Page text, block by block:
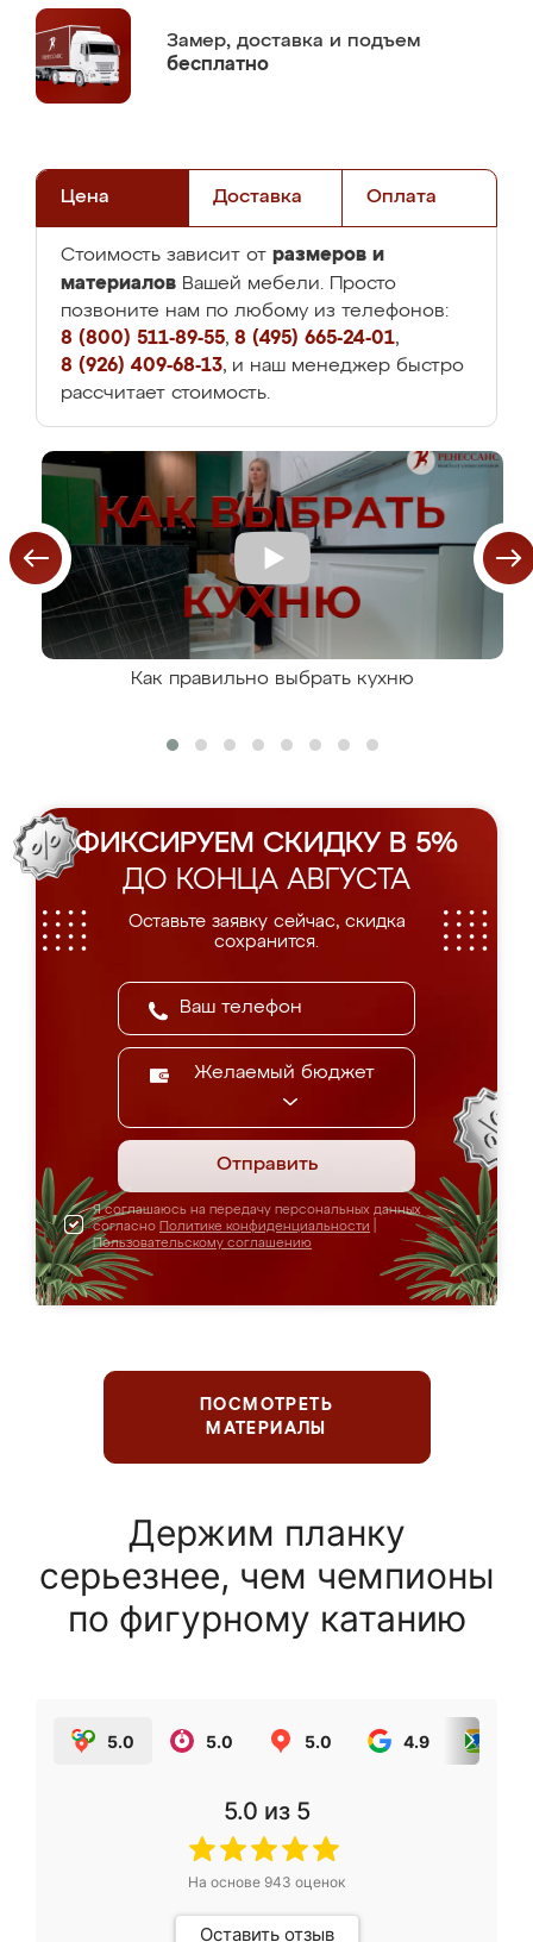
Замер, доставка и подъем
бесплатно
Цена Доставка Оплата
Стоимость зависит от размеров и
материалов Вашей мебели. Просто
позвоните нам по любому из телефонов:
8 (800) 511-89-55, 8 (495) 665-24-01,
8 (926) 409-68-13, и наш менеджер быстро
рассчитает стоимость.
Как правильно выбрать кухню
ФИКСИРУЕМ СКИДКУ В 5%
ДО КОНЦА АВГУСТА
Оставьте заявку сейчас, скидка
сохранится.
Желаемый бюджет
Отправить
Я соглашаюсь на передачу персональных данных
согласно Политике конфиденциальности
Пользовательскому соглашению
ПОСМОТРЕТЬ
МАТЕРИАЛЫ
Держим планку
серьезнее, чем чемпионы
по фигурному катанию
5.0 5.0 5.0 4.9
5.0 из 5
На основе 943 оценок
Оставить отзыв